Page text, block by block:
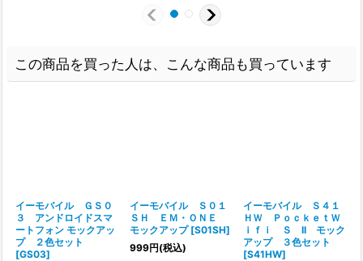
この商品を買った人は、こんな商品も買っています
イーモバイル ＧＳ０
３ アンドロイドスマ
ートフォン モックアッ
プ ２色セット
[GS03]
イーモバイル Ｓ０１
ＳＨ ＥＭ・ＯＮＥ
モックアップ [S01SH]
999円(税込)
イーモバイル Ｓ４１
ＨＷ ＰｏｃｋｅｔＷ
ｉｆｉ Ｓ II モック
アップ ３色セット
[S41HW]